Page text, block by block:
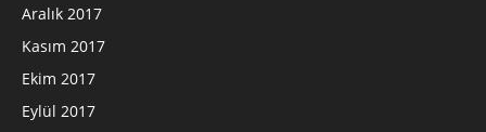
Aralık 2017
Kasım 2017
Ekim 2017
Eylül 2017